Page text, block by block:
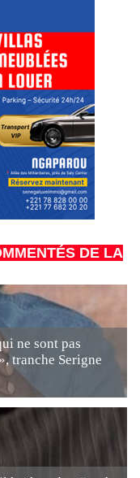
DE LA
ne sont pas
tranche Serigne